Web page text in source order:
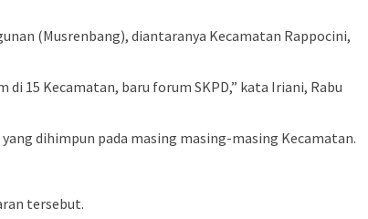
(Musrenbang), diantaranya Kecamatan Rappocini,
15 Kecamatan, baru forum SKPD,” kata Iriani, Rabu
dihimpun pada masing masing-masing Kecamatan.
tersebut.